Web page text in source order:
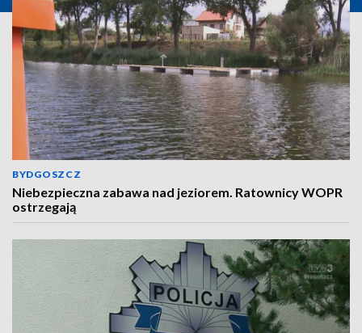
BYDGOSZCZ
Niebezpieczna zabawa nad jeziorem. Ratownicy WOPR
ostrzegają